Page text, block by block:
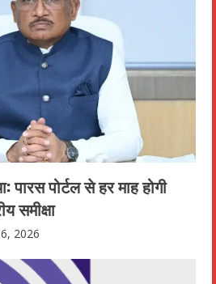
पोर्टल से हर माह होगी
समीक्षा
2026